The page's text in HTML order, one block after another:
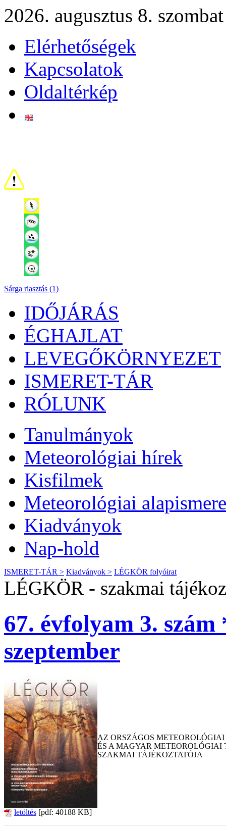
2026. augusztus 8. szombat
Elérhetőségek
Kapcsolatok
Oldaltérkép
Sárga riasztás (1)
IDŐJÁRÁS
ÉGHAJLAT
LEVEGŐKÖRNYEZET
ISMERET-TÁR
RÓLUNK
Tanulmányok
Meteorológiai hírek
Kisfilmek
Meteorológiai
Kiadványok
Nap-hold
ISMERET-TÁR > Kiadványok > LÉGKÖR folyóirat
LÉGKÖR - szakmai
67. évfolyam 3.
szeptember
AZ ORSZÁGOS
ÉS A MAGYAR METEOROLÓGIAI
SZAKMAI TÁJÉKOZTATÓJA
letöltés [pdf: 40188 KB]